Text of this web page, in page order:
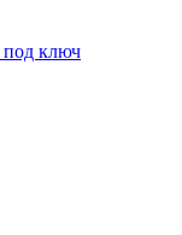
под ключ